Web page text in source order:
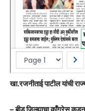
खा.रजनीताई पाटील यांची